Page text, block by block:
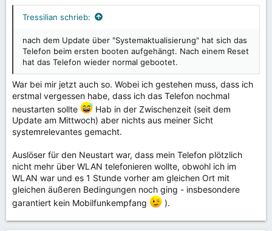
Tressilian schrieb:
nach dem Update über "Systemaktualisierung" hat sich das
Telefon beim ersten booten aufgehängt. Nach einem Reset
hat das Telefon wieder normal gebootet.
War bei mir jetzt auch so. Wobei ich gestehen muss, dass ich
erstmal vergessen habe, dass ich das Telefon nochmal
neustarten sollte
Hab in der Zwischenzeit (seit dem
Update am Mittwoch) aber nichts aus meiner Sicht
systemrelevantes gemacht.
Auslöser für den Neustart war, dass mein Telefon plötzlich
nicht mehr über WLAN telefonieren wollte, obwohl ich im
WLAN war und es 1 Stunde vorher am gleichen Ort mit
gleichen äußeren Bedingungen noch ging - insbesondere
garantiert kein Mobilfunkempfang
).